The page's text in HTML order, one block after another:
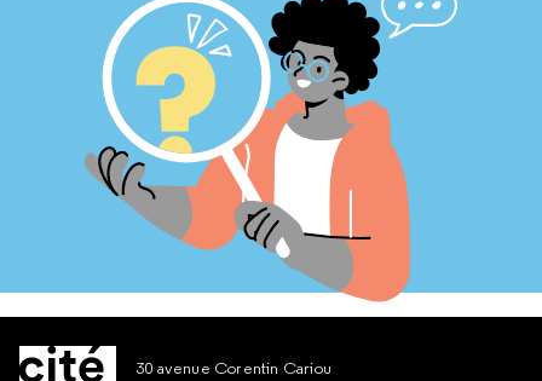
30 avenue Corentin Cariou